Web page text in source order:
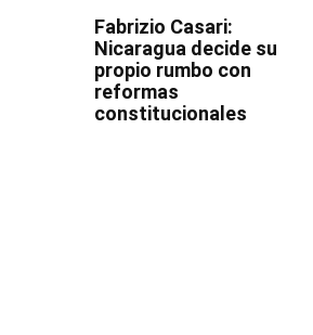
Fabrizio Casari:
Nicaragua decide su
propio rumbo con
reformas
constitucionales